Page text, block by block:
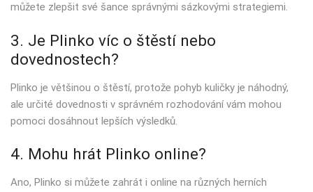
můžete zlepšit své šance správnými sázkovými strategiemi.
3. Je Plinko víc o štěstí nebo
dovednostech?
Plinko je většinou o štěstí, protože pohyb kuličky je náhodný,
ale určité dovednosti v správném rozhodování vám mohou
pomoci dosáhnout lepších výsledků.
4. Mohu hrát Plinko online?
Ano, Plinko si můžete zahrát i online na různých herních